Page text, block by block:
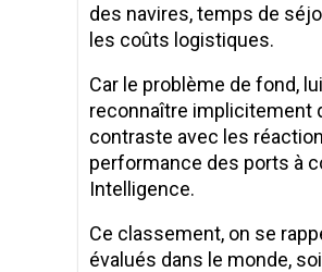
des navires, temps de
les coûts logistiques.
Car le problème de fond,
reconnaître implicitement
contraste avec les
performance des ports à
Intelligence.
Ce classement, on se
évalués dans le monde,